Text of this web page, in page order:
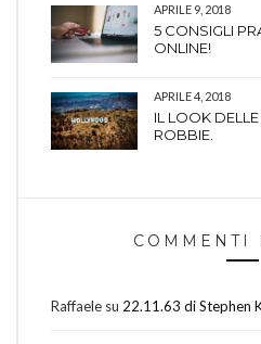
APRILE 9, 2018
5 CONSIGLI
ONLINE!
APRILE 4, 2018
IL LOOK
ROBBIE.
COMMENTI
Raffaele su 22.11.63 di Stephen